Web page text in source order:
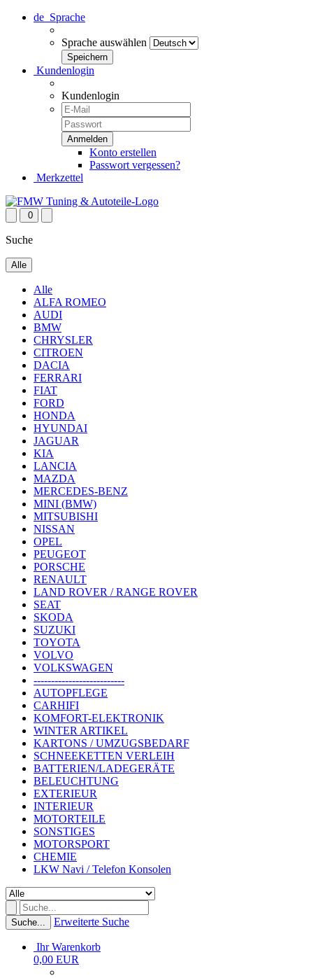
de Sprache
Sprache auswählen
Kundenlogin
Kundenlogin
Konto erstellen
Passwort vergessen?
Merkzettel
0
Suche
Alle
Alle
ALFA ROMEO
AUDI
BMW
CHRYSLER
CITROEN
DACIA
FERRARI
FIAT
FORD
HONDA
HYUNDAI
JAGUAR
KIA
LANCIA
MAZDA
MERCEDES-BENZ
MINI (BMW)
MITSUBISHI
NISSAN
OPEL
PEUGEOT
PORSCHE
RENAULT
LAND ROVER / RANGE ROVER
SEAT
SKODA
SUZUKI
TOYOTA
VOLVO
VOLKSWAGEN
--------------------------
AUTOPFLEGE
CARHIFI
KOMFORT-ELEKTRONIK
WINTER ARTIKEL
KARTONS / UMZUGSBEDARF
SCHNEEKETTEN VERLEIH
BATTERIEN/LADEGERÄTE
BELEUCHTUNG
EXTERIEUR
INTERIEUR
MOTORTEILE
SONSTIGES
MOTORSPORT
CHEMIE
LKW Navi / Telefon Konsolen
Suche... Erweiterte Suche
Ihr Warenkorb
0,00 EUR